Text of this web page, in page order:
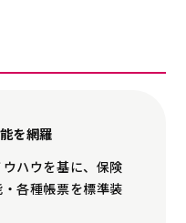
を網羅
ハウを基に、保険
各種帳票を標準装